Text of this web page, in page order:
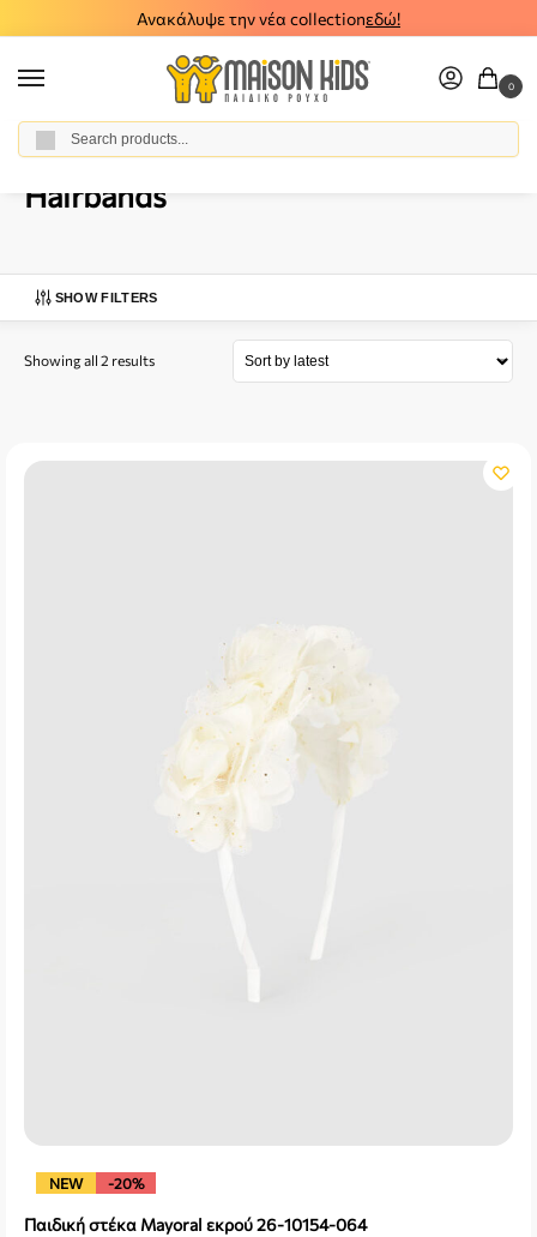
Ανακάλυψε την νέα collectionεδώ!
0
Home / Baby Girl /
Hairbands
SHOW FILTERS
Showing all 2 results
NEW -20%
Παιδική στέκα Mayoral εκρού 26-10154-064